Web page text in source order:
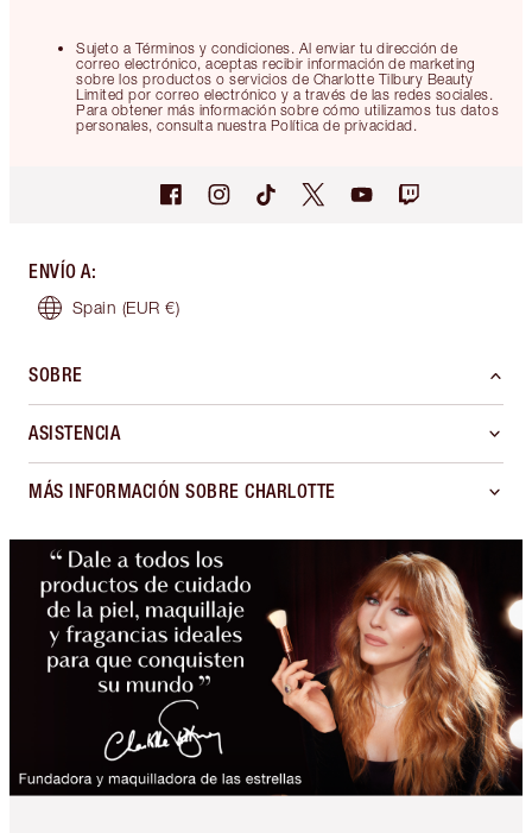
Sujeto a Términos y condiciones. Al enviar tu dirección de
correo electrónico, aceptas recibir información de marketing
sobre los productos o servicios de Charlotte Tilbury Beauty
Limited por correo electrónico y a través de las redes sociales.
Para obtener más información sobre cómo utilizamos tus datos
personales, consulta nuestra Política de privacidad.
ENVÍO A:
Spain (EUR €)
SOBRE
ASISTENCIA
MÁS INFORMACIÓN SOBRE CHARLOTTE